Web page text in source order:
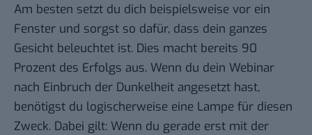
Am besten setzt du dich beispielsweise vor ein
Fenster und sorgst so dafür, dass dein ganzes
Gesicht beleuchtet ist. Dies macht bereits 90
Prozent des Erfolgs aus. Wenn du dein Webinar
nach Einbruch der Dunkelheit angesetzt hast,
benötigst du logischerweise eine Lampe für diesen
Zweck. Dabei gilt: Wenn du gerade erst mit der